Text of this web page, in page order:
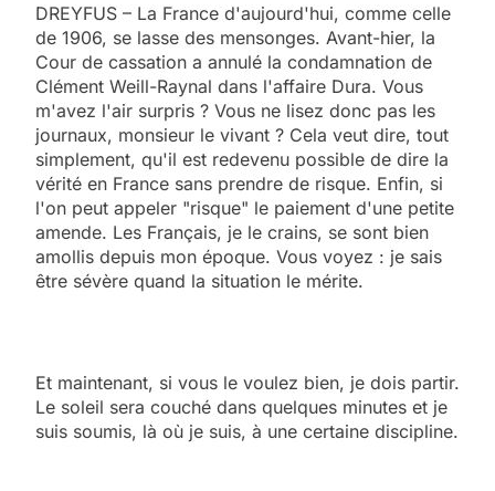
DREYFUS – La France d'aujourd'hui, comme celle
de 1906, se lasse des mensonges. Avant-hier, la
Cour de cassation a annulé la condamnation de
Clément Weill-Raynal dans l'affaire Dura. Vous
m'avez l'air surpris ? Vous ne lisez donc pas les
journaux, monsieur le vivant ? Cela veut dire, tout
simplement, qu'il est redevenu possible de dire la
vérité en France sans prendre de risque. Enfin, si
l'on peut appeler "risque" le paiement d'une petite
amende. Les Français, je le crains, se sont bien
amollis depuis mon époque. Vous voyez : je sais
être sévère quand la situation le mérite.
Et maintenant, si vous le voulez bien, je dois partir.
Le soleil sera couché dans quelques minutes et je
suis soumis, là où je suis, à une certaine discipline.